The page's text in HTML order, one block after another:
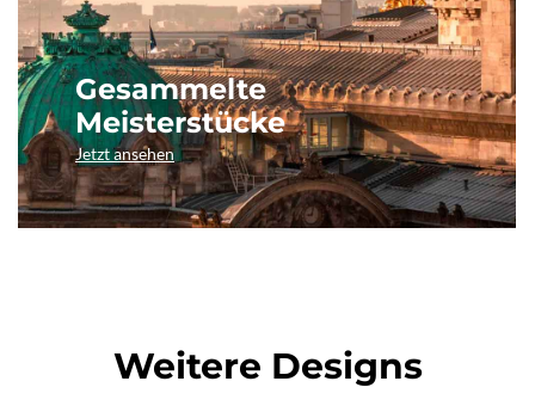
Gesammelte
Meisterstücke
Jetzt ansehen
Weitere Designs